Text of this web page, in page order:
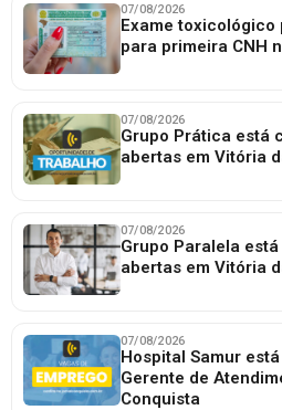
07/08/2026
Exame toxicológico
para primeira CNH
07/08/2026
Grupo Prática está
abertas em Vitória
07/08/2026
Grupo Paralela
abertas em Vitória
07/08/2026
Hospital Samur
Gerente de
Conquista